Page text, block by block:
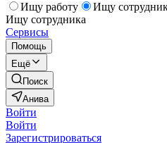
Ищу работу
Ищу
Ищу сотрудника
Сервисы
Помощь
Ещё
Поиск
Анива
Войти
Войти
Зарегистрироваться